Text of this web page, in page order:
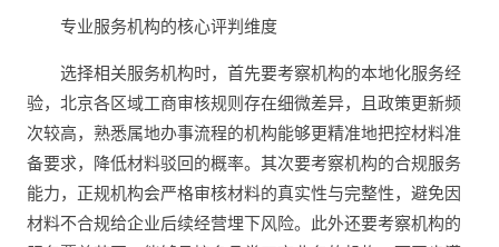
专业服务机构的核心评判维度
选择相关服务机构时，首先要考察机构的本地化服务经
验，北京各区域工商审核规则存在细微差异，且政策更新频
次较高，熟悉属地办事流程的机构能够更精准地把控材料准
备要求，降低材料驳回的概率。其次要考察机构的合规服务
能力，正规机构会严格审核材料的真实性与完整性，避免因
材料不合规给企业后续经营埋下风险。此外还要考察机构的